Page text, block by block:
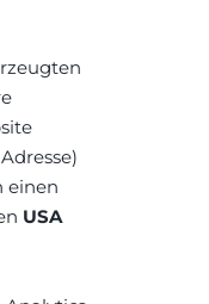
einen
USA